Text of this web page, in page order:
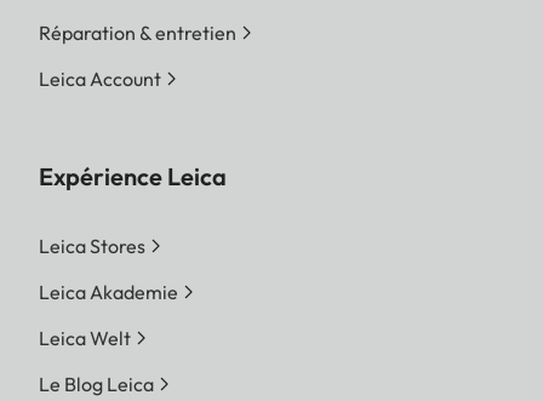
Réparation & entretien
Leica Account
Expérience Leica
Leica Stores
Leica Akademie
Leica Welt
Le Blog Leica